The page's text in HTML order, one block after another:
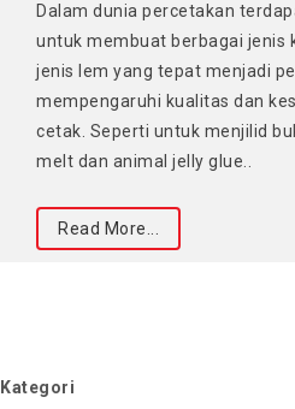
Dalam dunia percetakan
untuk membuat berbagai jenis
jenis lem yang tepat menjadi
mempengaruhi kualitas dan
cetak. Seperti untuk menjilid
melt dan animal jelly glue..
Read More...
Kategori